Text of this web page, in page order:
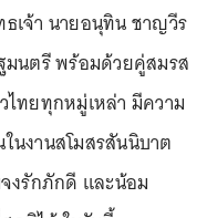
เจ้า นายอนุทิน ชาญวีร
นตรี พร้อมด้วยคู่สมรส
ทยทุกหมู่เหล่า มีความ
นงานสโมสรสันนิบาต
งรักภักดี และน้อม